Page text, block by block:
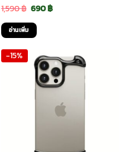
1,590฿ Original
price
was:
1,590 ฿.
690฿Current
690 ฿.
อ่านเพิ่ม
-15%